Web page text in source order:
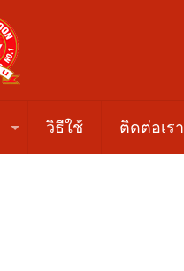
วิธีใช้ ติดต่อเรา